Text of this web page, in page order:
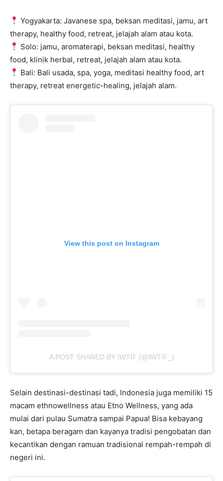
Yogyakarta: Javanese spa, beksan meditasi, jamu, art
therapy, healthy food, retreat, jelajah alam atau kota.
Solo: jamu, aromaterapi, beksan meditasi, healthy
food, klinik herbal, retreat, jelajah alam atau kota.
Bali: Bali usada, spa, yoga, meditasi healthy food, art
therapy, retreat energetic-healing, jelajah alam.
View this post on Instagram
A POST SHARED BY IWTIF (@IWTIF_)
Selain destinasi-destinasi tadi, Indonesia juga memiliki 15
macam ethnowellness atau Etno Wellness, yang ada
mulai dari pulau Sumatra sampai Papua! Bisa kebayang
kan, betapa beragam dan kayanya tradisi pengobatan dan
kecantikan dengan ramuan tradisional rempah-rempah di
negeri ini.